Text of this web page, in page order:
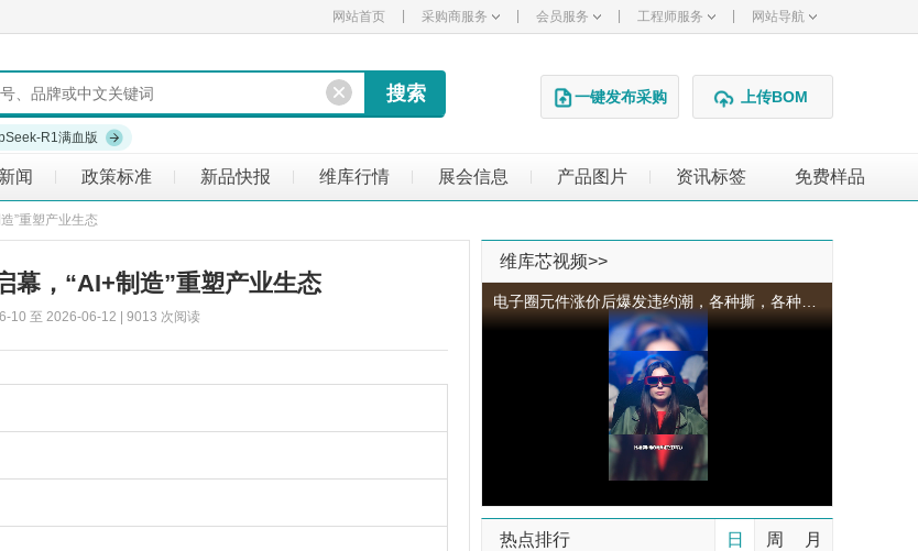
网站首页 采购商服务 会员服务 工程师服务 网站导航
R1满血版
一键发布采购 上传BOM
闻 政策标准 新品快报 维库行情 展会信息 产品图片 资讯标签 免费样品
”重塑产业生态
幕，“AI+制造”重塑产业生态
10 至 2026-06-12 | 9013 次阅读
维库芯视频>>
热点排行 日 周 月